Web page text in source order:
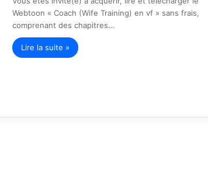
Webtoon « Coach (Wife Training) en vf » sans frais,
comprenant des chapitres…
Lire la suite »